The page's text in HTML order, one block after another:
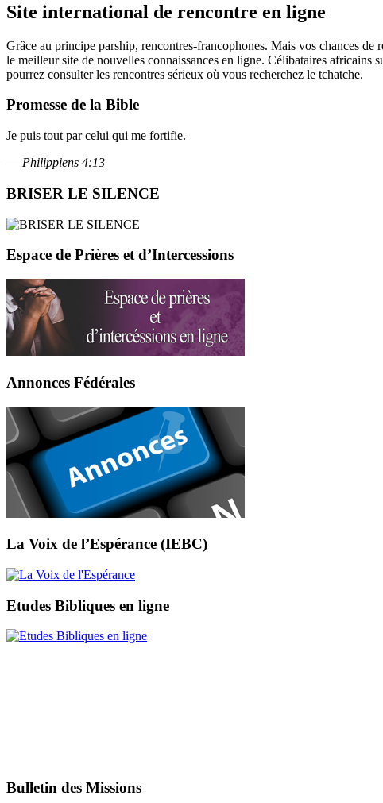
Site international de rencontre en ligne
Grâce au principe parship, rencontres-francophones. Mais vos chances
le meilleur site de nouvelles connaissances en ligne. Célibataires
pourrez consulter les rencontres sérieux où vous recherchez le tchatche.
Promesse de la Bible
Je puis tout par celui qui me fortifie.
— Philippiens 4:13
BRISER LE SILENCE
Espace de Prières et d’Intercessions
Annonces Fédérales
La Voix de l’Espérance (IEBC)
Etudes Bibliques en ligne
Bulletin des Missions